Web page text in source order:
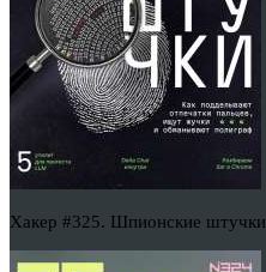
Хакер #325. Шпионские штучки